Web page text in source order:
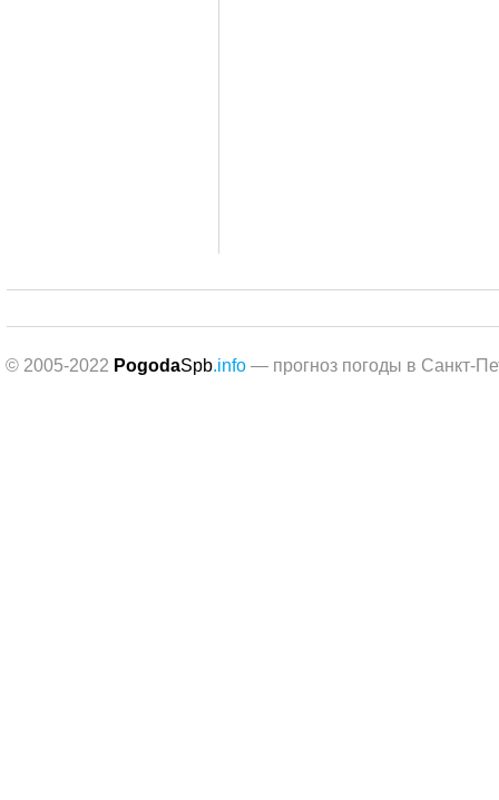
© 2005-2022 PogodaSpb.info — прогноз погоды в Санкт-